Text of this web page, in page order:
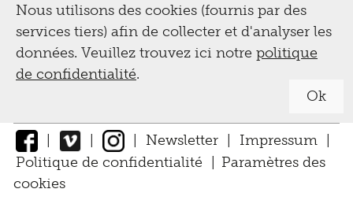
Nous utilisons des cookies (fournis par des
services tiers) afin de collecter et d'analyser les
données. Veuillez trouvez ici notre politique
de confidentialité.
Ok
| | | Newsletter | Impressum |
Politique de confidentialité
Paramètres des
cookies